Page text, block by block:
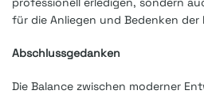
für die Anliegen und Bedenken der
Abschlussgedanken
Die Balance zwischen moderner